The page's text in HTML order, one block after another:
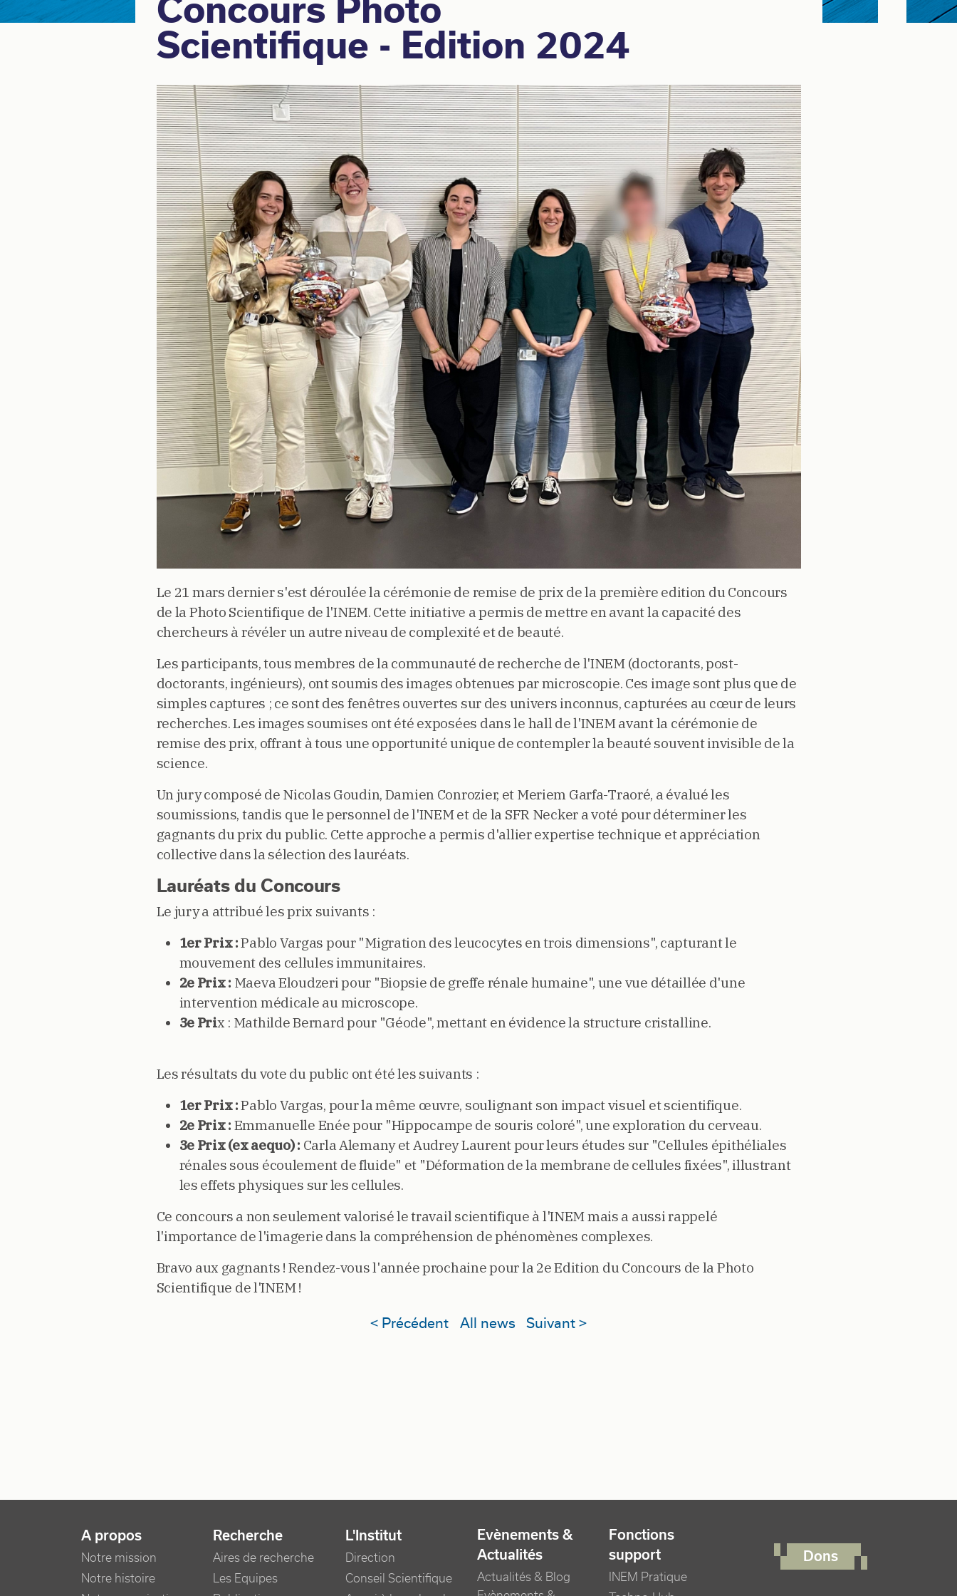
Concours Photo
Scientifique - Edition 2024
Le 21 mars dernier s'est déroulée la cérémonie de remise de prix de la première edition du Concours
de la Photo Scientifique de l'INEM. Cette initiative a permis de mettre en avant la capacité des
chercheurs à révéler un autre niveau de complexité et de beauté.
Les participants, tous membres de la communauté de recherche de l'INEM (doctorants, post-
doctorants, ingénieurs), ont soumis des images obtenues par microscopie. Ces image sont plus que de
simples captures ; ce sont des fenêtres ouvertes sur des univers inconnus, capturées au cœur de leurs
recherches. Les images soumises ont été exposées dans le hall de l'INEM avant la cérémonie de
remise des prix, offrant à tous une opportunité unique de contempler la beauté souvent invisible de la
science.
Un jury composé de Nicolas Goudin, Damien Conrozier, et Meriem Garfa-Traoré, a évalué les
soumissions, tandis que le personnel de l'INEM et de la SFR Necker a voté pour déterminer les
gagnants du prix du public. Cette approche a permis d'allier expertise technique et appréciation
collective dans la sélection des lauréats.
Lauréats du Concours
Le jury a attribué les prix suivants :
1er Prix :Pablo Vargas pour "Migration des leucocytes en trois dimensions", capturant le
mouvement des cellules immunitaires.
2e Prix : Maeva Eloudzeri pour "Biopsie de greffe rénale humaine", une vue détaillée d'une
intervention médicale au microscope.
3e Prix : Mathilde Bernard pour "Géode", mettant en évidence la structure cristalline.
Les résultats du vote du public ont été les suivants :
1er Prix :Pablo Vargas, pour la même œuvre, soulignant son impact visuel et scientifique.
2e Prix : Emmanuelle Enée pour "Hippocampe de souris coloré", une exploration du cerveau.
3e Prix (ex aequo) : Carla Alemany et Audrey Laurent pour leurs études sur "Cellules épithéliales
rénales sous écoulement de fluide" et "Déformation de la membrane de cellules fixées", illustrant
les effets physiques sur les cellules.
Ce concours a non seulement valorisé le travail scientifique à l'INEM mais a aussi rappelé
l'importance de l'imagerie dans la compréhension de phénomènes complexes.
Bravo aux gagnants ! Rendez-vous l'année prochaine pour la 2e Edition du Concours de la Photo
Scientifique de l'INEM !
< Précédent All news Suivant >
NAVIGATION PRINCIPALE
A propos
Notre mission
Notre histoire
Recherche
Aires de recherche
Les Equipes
L'Institut
Direction
Conseil Scientifique
Evènements &
Actualités
Actualités & Blog
Fonctions
support
INEM Pratique
Dons